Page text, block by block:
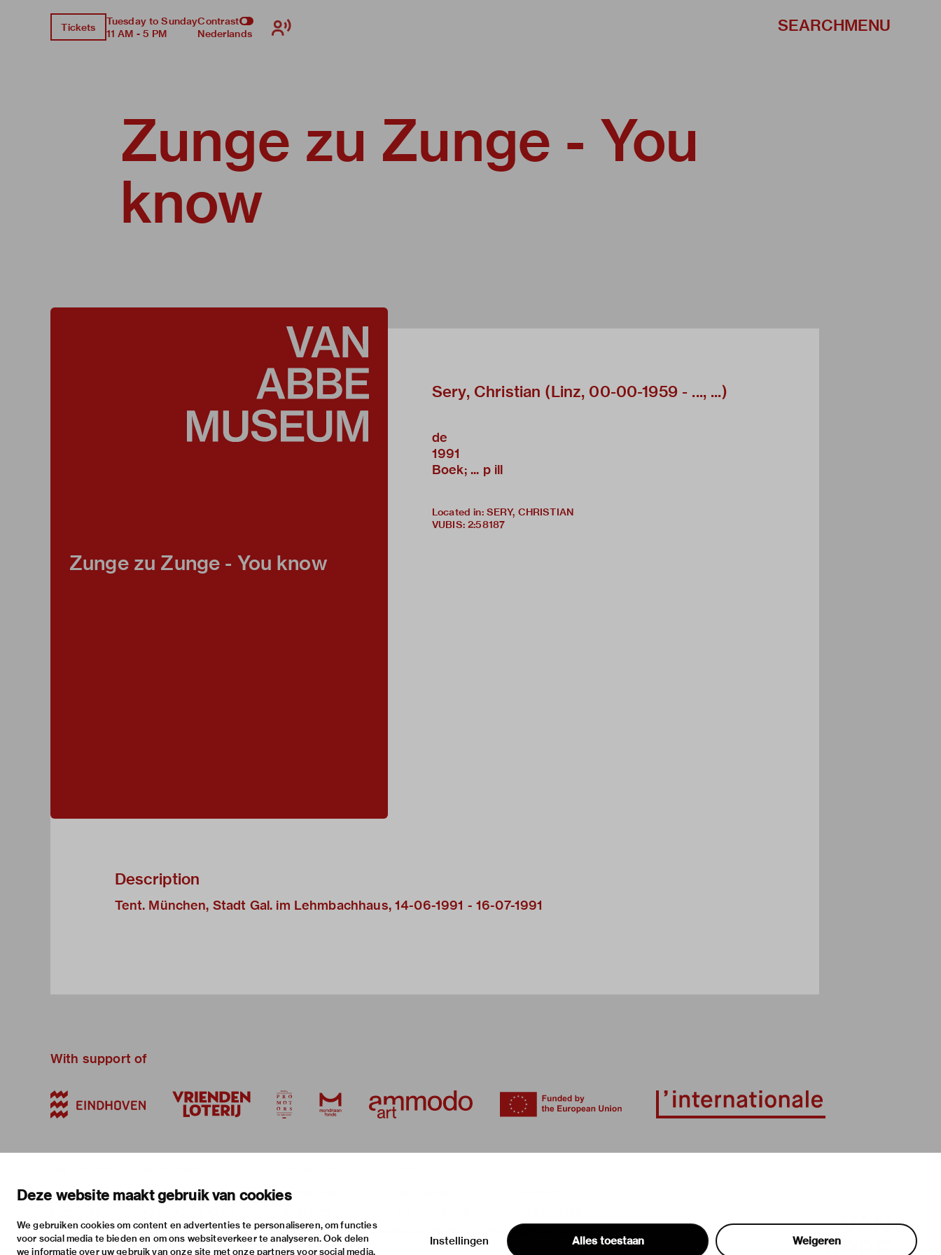
Deze website maakt gebruik van cookies
We gebruiken cookies om content en advertenties te personaliseren, om functies
voor social media te bieden en om ons websiteverkeer te analyseren. Ook delen
we informatie over uw gebruik van onze site met onze partners voor social media,
Alles toestaan Weigeren
Instellingen
Tickets
Tuesday to Sunday
11 AM - 5 PM
Contrast
Nederlands
SEARCHMENU
Zunge zu Zunge - You
know
Zunge zu Zunge - You know
Sery, Christian (Linz, 00-00-1959 - ..., ...)
de
1991
Boek; ... p ill
Located in: SERY, CHRISTIAN
VUBIS: 2:58187
Description
Tent. München, Stadt Gal. im Lehmbachhaus, 14-06-1991 - 16-07-1991
With support of
newsletter
instagram
twitter
stratumsedijk 2 eindhoven
info@vanabbemuseum.nl
exhibitions
practical information
foundations & partners